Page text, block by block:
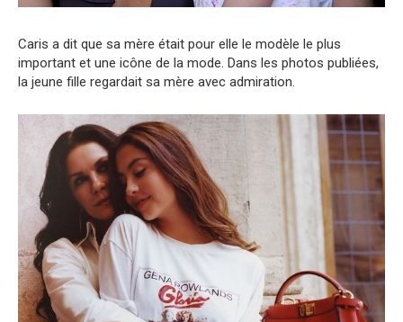
Caris a dit que sa mère était pour elle le modèle le plus
important et une icône de la mode. Dans les photos publiées,
la jeune fille regardait sa mère avec admiration.